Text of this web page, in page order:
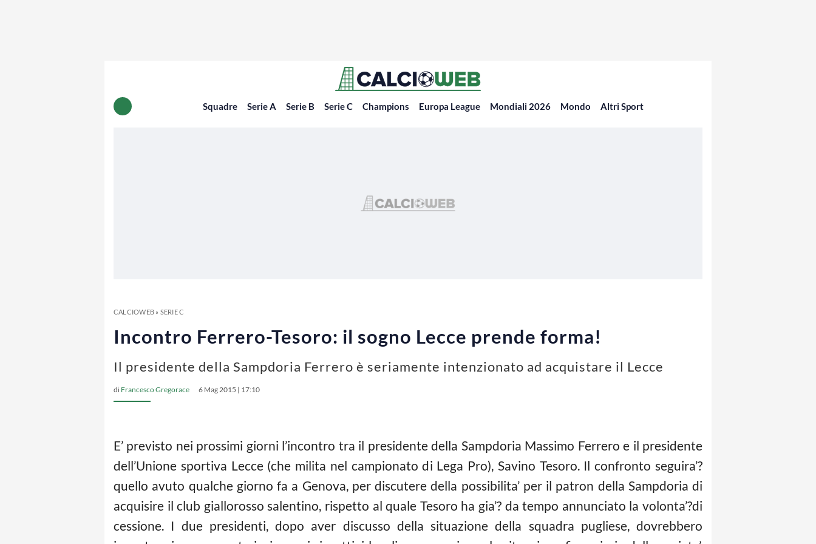
Squadre Serie A Serie B Serie C Champions Europa League Mondiali 2026 Mondo Altri Sport
CALCIOWEB» SERIE C
Incontro Ferrero-Tesoro: il sogno Lecce prende forma!
Il presidente della Sampdoria Ferrero è seriamente intenzionato ad acquistare il Lecce
di Francesco Gregorace 6 Mag 2015 | 17:10
E’ previsto nei prossimi giorni l’incontro tra il presidente della Sampdoria Massimo Ferrero e il presidente
dell’Unione sportiva Lecce (che milita nel campionato di Lega Pro), Savino Tesoro. Il confronto seguira’?
quello avuto qualche giorno fa a Genova, per discutere della possibilita’ per il patron della Sampdoria di
acquisire il club giallorosso salentino, rispetto al quale Tesoro ha gia’? da tempo annunciato la volonta’?di
cessione. I due presidenti, dopo aver discusso della situazione della squadra pugliese, dovrebbero